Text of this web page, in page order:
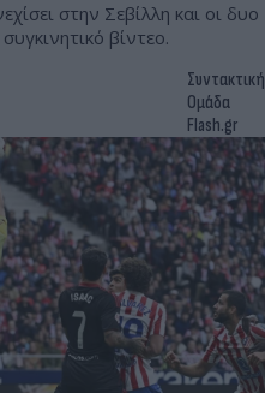
στην Σεβίλλη και οι δυο
βίντεο.
Συντακτική
Ομάδα
Flash.gr